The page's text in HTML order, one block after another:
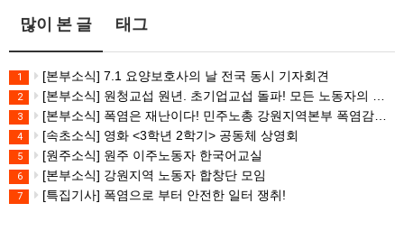
많이 본 글 태그
1 [본부소식] 7.1 요양보호사의 날 전국 동시 기자회견
2 [본부소식] 원청교섭 원년. 초기업교섭 돌파! 모든 노동자의 노동기본권 쟁취! 민주노총 7.15 총파업대회
3 [본부소식] 폭염은 재난이다! 민주노총 강원지역본부 폭염감시단 선포 기자회견
4 [속초소식] 영화 <3학년 2학기> 공동체 상영회
5 [원주소식] 원주 이주노동자 한국어교실
6 [본부소식] 강원지역 노동자 합창단 모임
7 [특집기사] 폭염으로 부터 안전한 일터 쟁취!